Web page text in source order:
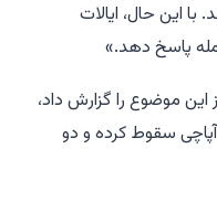
این حال، ایالات
پاسخ دهد.»
این موضوع را گزارش داد،
سقوط کرده و دو